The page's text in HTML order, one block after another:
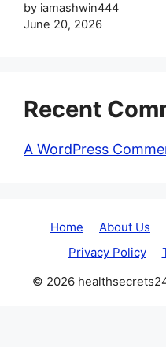
by iamashwin444
June 20, 2026
Recent
A WordPress
Home About Us
Privacy Policy
© 2026